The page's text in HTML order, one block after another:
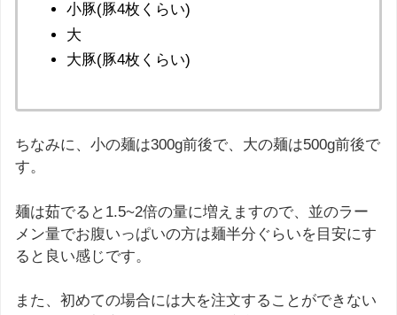
小豚(豚4枚くらい)
大
大豚(豚4枚くらい)
ちなみに、小の麺は300g前後で、大の麺は500g前後で
す。
麺は茹でると1.5~2倍の量に増えますので、並のラー
メン量でお腹いっぱいの方は麺半分ぐらいを目安にす
ると良い感じです。
また、初めての場合には大を注文することができない